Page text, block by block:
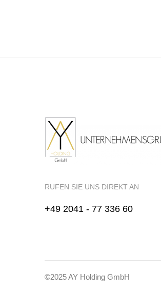
RUFEN SIE UNS DIREKT AN
+49 2041 - 77 336 60
©2025 AY Holding GmbH